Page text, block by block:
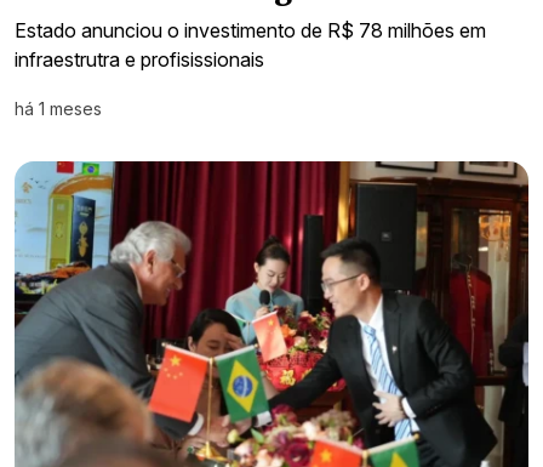
Estado anunciou o investimento de R$ 78 milhões em
infraestrutra e profisissionais
há 1 meses